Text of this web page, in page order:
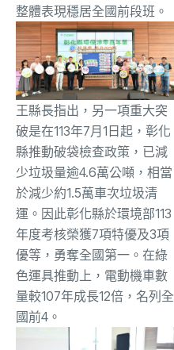
整體表現穩居全國前段班。
王縣長指出，另一項重大突
破是在113年7月1日起，彰化
縣推動破袋檢查政策，已減
少垃圾量逾4.6萬公噸，相當
於減少約1.5萬車次垃圾清
運。因此彰化縣於環境部113
年度考核榮獲7項特優及3項
優等，勇奪全國第一。在綠
色運具推動上，電動機車數
量較107年成長12倍，名列全
國前4。